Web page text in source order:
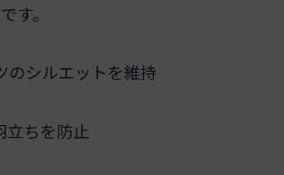
す。
のシルエットを維持
立ちを防止